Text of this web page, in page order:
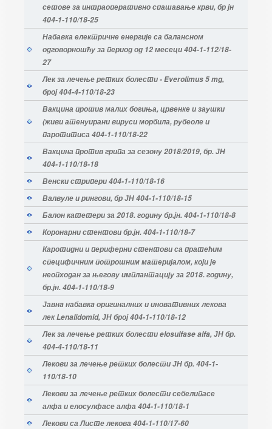
сетове за интраоперативно спашавање крви, бр јн
404-1-110/18-25
Набавка електричне енергије са балансном
одговорношћу за период од 12 месеци 404-1-112/18-
27
Лек за лечење ретких болести - Everolimus 5 mg,
број 404-4-110/18-23
Вакцина против малих богиња, црвенке и заушки
(живи атенуирани вируси морбила, рубеоле и
паротитиса 404-1-110/18-22
Вакцина против грипа за сезону 2018/2019, бр. ЈН
404-1-110/18-18
Венски стрипери 404-1-110/18-16
Валвуле и рингови, бр ЈН 404-1-110/18-15
Балон катетери за 2018. годину бр.јн. 404-1-110/18-8
Коронарни стентови бр.јн. 404-1-110/18-7
Каротидни и периферни стентови са пратећим
специфичним потрошним материјалом, који је
неопходан за његову имплантацију за 2018. годину,
бр.јн. 404-1-110/18-9
Јавнa набавкa оригиналних и иновативних лекова
лек Lenalidomid, ЈН број 404-1-110/18-12
Лек за лечење ретких болести elosulfase alfa, ЈН бр.
404-4-110/18-11
Лекови за лечење ретких болести ЈН бр. 404-1-
110/18-10
Лекови за лечење ретких болести себелипасе
алфа и елосулфасе алфа 404-1-110/18-1
Лекови са Листе лекова 404-1-110/17-60